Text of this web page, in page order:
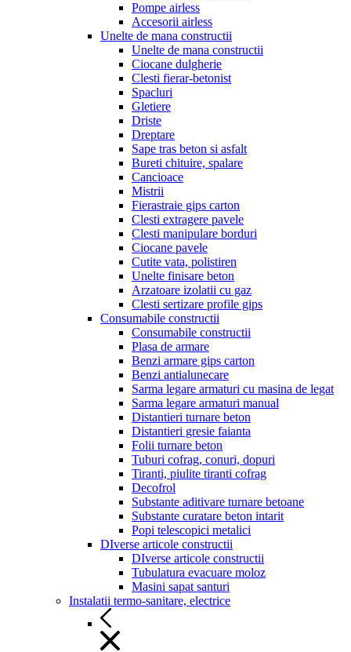
Pompe airless
Accesorii airless
Unelte de mana constructii
Unelte de mana constructii
Ciocane dulgherie
Clesti fierar-betonist
Spacluri
Gletiere
Driste
Dreptare
Sape tras beton si asfalt
Bureti chituire, spalare
Cancioace
Mistrii
Fierastraie gips carton
Clesti extragere pavele
Clesti manipulare borduri
Ciocane pavele
Cutite vata, polistiren
Unelte finisare beton
Arzatoare izolatii cu gaz
Clesti sertizare profile gips
Consumabile constructii
Consumabile constructii
Plasa de armare
Benzi armare gips carton
Benzi antialunecare
Sarma legare armaturi cu masina de legat
Sarma legare armaturi manual
Distantieri turnare beton
Distantieri gresie faianta
Folii turnare beton
Tuburi cofrag, conuri, dopuri
Tiranti, piulite tiranti cofrag
Decofrol
Substante aditivare turnare betoane
Substante curatare beton intarit
Popi telescopici metalici
DIverse articole constructii
DIverse articole constructii
Tubulatura evacuare moloz
Masini sapat santuri
Instalatii termo-sanitare, electrice